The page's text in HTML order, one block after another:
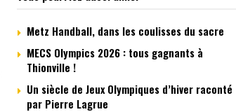
Metz Handball, dans les coulisses du sacre
MECS Olympics 2026 : tous gagnants à
Thionville !
Un siècle de Jeux Olympiques d’hiver raconté
par Pierre Lagrue